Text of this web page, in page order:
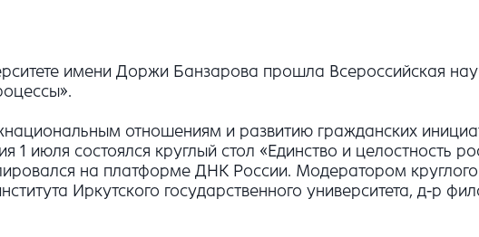
имени Доржи Банзарова прошла Всероссийская
отношениям и развитию гражданских
июля состоялся круглый стол «Единство и целостность
на платформе ДНК России. Модератором
Иркутского государственного университета, д-р